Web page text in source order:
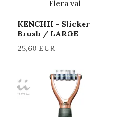
Flera val
KENCHII - Slicker
Brush / LARGE
25,60 EUR